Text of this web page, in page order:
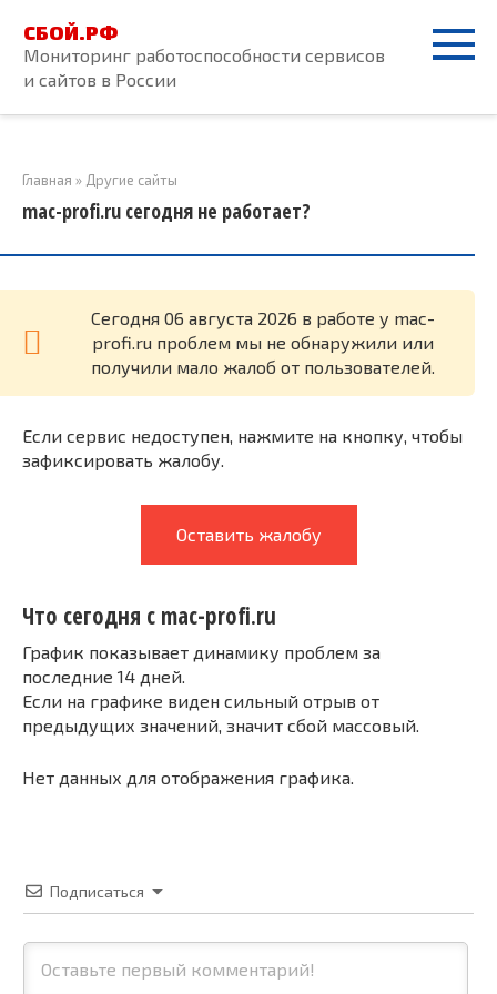
контенту
СБОЙ.РФ
Мониторинг работоспособности сервисов
и сайтов в России
Главная » Другие сайты
mac-profi.ru сегодня не работает?
Cегодня 06 августа 2026 в работе у mac-
profi.ru проблем мы не обнаружили или
получили мало жалоб от пользователей.
Если сервис недоступен, нажмите на кнопку, чтобы
зафиксировать жалобу.
Оставить жалобу
Что сегодня с mac-profi.ru
График показывает динамику проблем за
последние 14 дней.
Если на графике виден сильный отрыв от
предыдущих значений, значит сбой массовый.
Нет данных для отображения графика.
Подписаться